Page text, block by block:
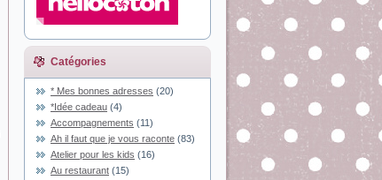
Catégories
* Mes bonnes adresses (20)
*Idée cadeau (4)
Accompagnements (11)
Ah il faut que je vous raconte (83)
Atelier pour les kids (16)
Au restaurant (15)